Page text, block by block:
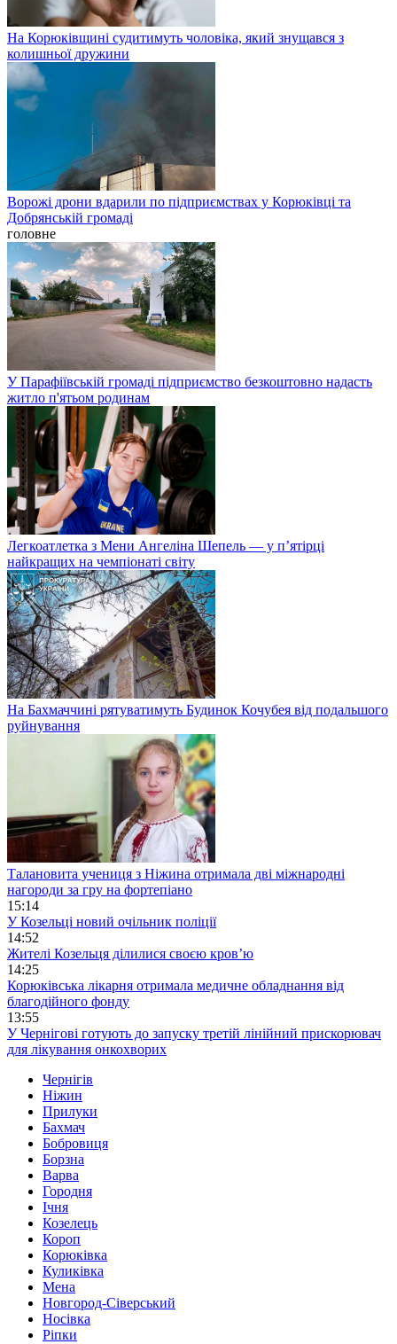
На Корюківщині судитимуть чоловіка, який знущався з
колишньої дружини
Ворожі дрони вдарили по підприємствах у Корюківці та
Добрянській громаді
головне
У Парафіївській громаді підприємство безкоштовно надасть
житло п'ятьом родинам
Легкоатлетка з Мени Ангеліна Шепель — у п’ятірці
найкращих на чемпіонаті світу
На Бахмаччині рятуватимуть Будинок Кочубея від подальшого
руйнування
Талановита учениця з Ніжина отримала дві міжнародні
нагороди за гру на фортепіано
15:14
У Козельці новий очільник поліції
14:52
Жителі Козельця ділилися своєю кров’ю
14:25
Корюківська лікарня отримала медичне обладнання від
благодійного фонду
13:55
У Чернігові готують до запуску третій лінійний прискорювач
для лікування онкохворих
Чернігів
Ніжин
Прилуки
Бахмач
Бобровиця
Борзна
Варва
Городня
Ічня
Козелець
Короп
Корюківка
Куликівка
Мена
Новгород-Сіверський
Носівка
Ріпки